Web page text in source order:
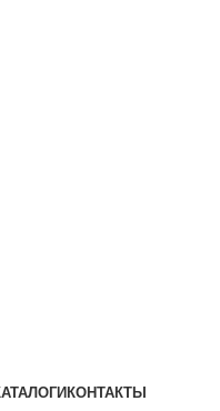
КОНТАКТЫ